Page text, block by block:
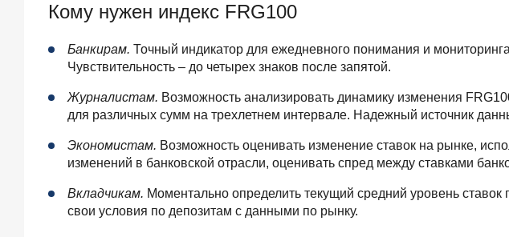
Кому нужен индекс FRG100
Банкирам. Точный индикатор для ежедневного понимания и
Чувствительность – до четырех знаков после запятой.
Журналистам. Возможность анализировать динамику изменения
для различных сумм на трехлетнем интервале. Надежный источник
Экономистам. Возможность оценивать изменение ставок на рынке,
изменений в банковской отрасли, оценивать спред между ставками
Вкладчикам. Моментально определить текущий средний уровень
свои условия по депозитам с данными по рынку.